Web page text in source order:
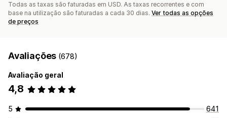
Todas as taxas são faturadas em USD. As taxas recorrentes e com
base na utilização são faturadas a cada 30 dias. Ver todas as opções
de preços
Avaliações (678)
Avaliação geral
4,8
5
641